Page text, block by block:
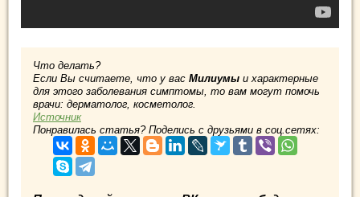
Что делать?
Если Вы считаете, что у вас Милиумы и характерные
для этого заболевания симптомы, то вам могут помочь
врачи: дерматолог, косметолог.
Источник
Понравилась статья? Поделись с друзьями в соц.сетях: